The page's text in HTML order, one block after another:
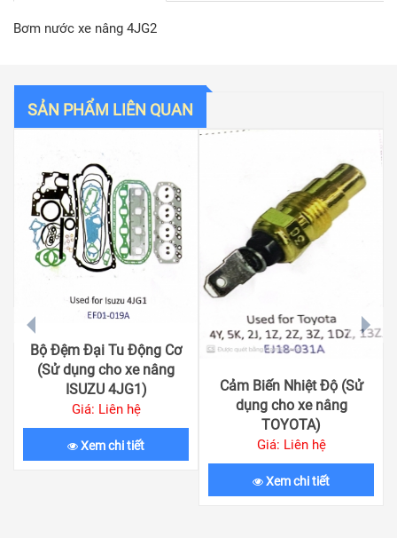
Bơm nước xe nâng 4JG2
SẢN PHẨM LIÊN QUAN
Bộ Đệm Đại Tu Động Cơ
(Sử dụng cho xe nâng
ISUZU 4JG1)
Giá: Liên hệ
Xem chi tiết
Cảm Biến Nhiệt Độ (Sử
dụng cho xe nâng
TOYOTA)
Giá: Liên hệ
Xem chi tiết
prev next